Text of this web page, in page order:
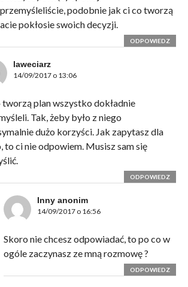
podobnie jak ci co tworzą
pokłosie swoich decyzji.
ODPOWIEDZ
laweciarz
14/09/2017 o 13:06
tworzą plan wszystko dokładnie
Tak, żeby było z niego
dużo korzyści. Jak zapytasz dla
to ci nie odpowiem. Musisz sam się
ODPOWIEDZ
Inny anonim
14/09/2017 o 16:56
Skoro nie chcesz odpowiadać, to po co w
ogóle zaczynasz ze mną rozmowę ?
ODPOWIEDZ